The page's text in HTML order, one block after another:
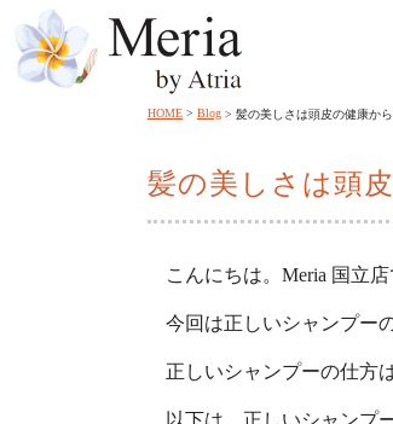
HOME Blog 髪の美しさは頭皮の健康か
髪の美しさは頭
こんにちは。Meria 国立店
今回は正しいシャンプー
正しいシャンプーの仕方
以下は、正しいシャンプ